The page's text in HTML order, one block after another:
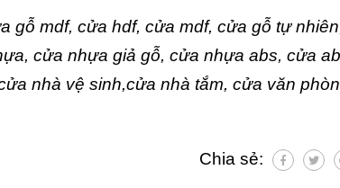
gỗ mdf, cửa hdf, cửa mdf, cửa gỗ tự
cửa nhựa giả gỗ, cửa nhựa abs, cửa
nhà vệ sinh,cửa nhà tắm, cửa văn
Chia sẻ: